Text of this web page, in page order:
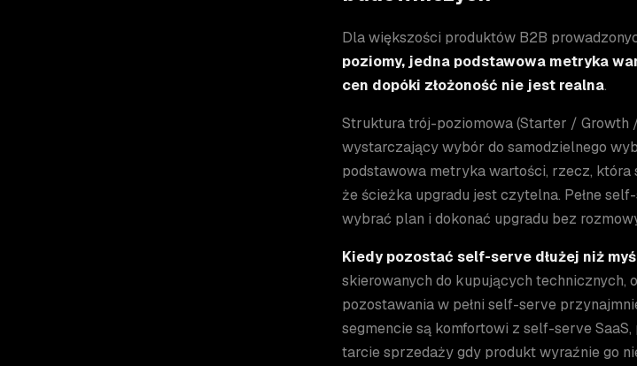
Dla większości produktów B2B
poziomy, jedna podstawowa metryka
cen dopóki złożoność nie jest realna.
Struktura trój-poziomowa (Starter / Growth
wystarczający wybór do samodzielnego
podstawowa metryka wartości, rzecz,
że ścieżka upgradu jest czytelna. Pełne
wybrać plan i dokonać upgradu bez
Kiedy pozostać self-serve dłużej niż
skierowanych do kupujących technicznych,
pozostawania w pełni self-serve
segmencie są komfortowi z self-serve
tarcie sprzedaży gdy produkt wyraźnie go